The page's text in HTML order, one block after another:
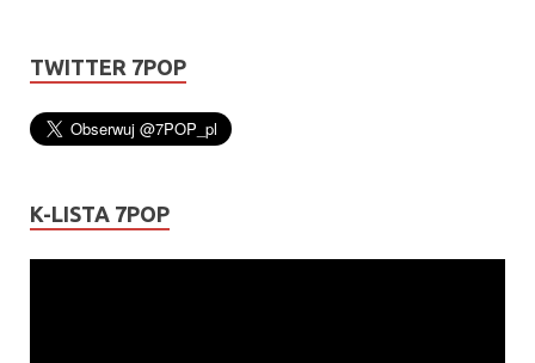
TWITTER 7POP
K-LISTA 7POP